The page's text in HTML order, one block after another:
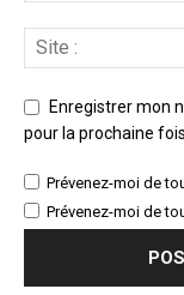
Enregistrer mon
pour la prochaine
Prévenez-moi de
Prévenez-moi de